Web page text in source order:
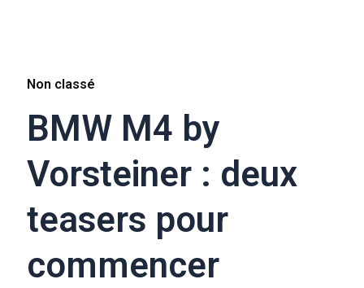
Non classé
BMW M4 by
Vorsteiner : deux
teasers pour
commencer